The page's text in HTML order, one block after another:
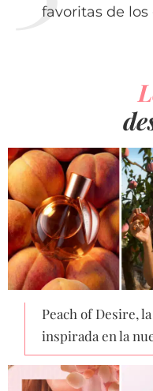
favoritas de los
Peach of Desire,
inspirada en la